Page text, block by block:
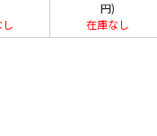
円)
在庫なし